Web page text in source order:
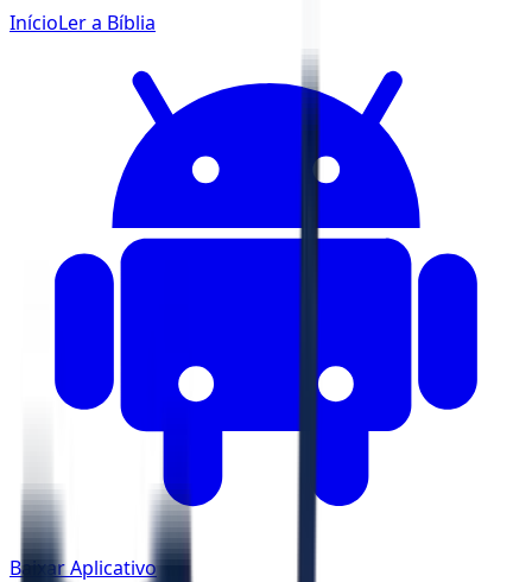
InícioLer a Bíblia
Baixar Aplicativo